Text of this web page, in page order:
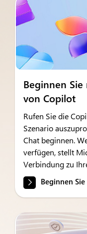
Beginnen
von Copilot
Rufen Sie die
Szenario
Chat beginnen.
verfügen, stellt
Verbindung zu
Beginnen